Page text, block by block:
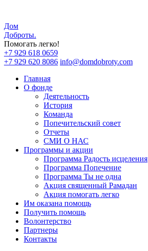
Дом
Доброты.
Помогать легко!
+7 929 618 0659
+7 929 620 8086 info@domdobroty.com
Главная
О фонде
Деятельность
История
Команда
Попечительский совет
Отчеты
СМИ О НАС
Программы и акции
Программа Радость исцеления
Программа Попечение
Программа Ты не одна
Акция священный Рамадан
Акция помогать легко
Им оказана помощь
Получить помощь
Волонтерство
Партнеры
Контакты